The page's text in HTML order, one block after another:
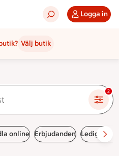
Logga in
Välj butik
2
online Erbjudanden Lediga jobb